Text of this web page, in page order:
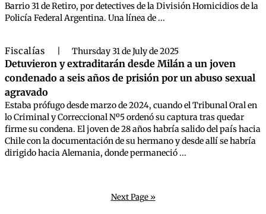
Barrio 31 de Retiro, por detectives de la División Homicidios de la
Policía Federal Argentina. Una línea de ...
Fiscalías Thursday 31 de July de 2025
Detuvieron y extraditarán desde Milán a un joven
condenado a seis años de prisión por un abuso sexual
agravado
Estaba prófugo desde marzo de 2024, cuando el Tribunal Oral en
lo Criminal y Correccional Nº5 ordenó su captura tras quedar
firme su condena. El joven de 28 años habría salido del país hacia
Chile con la documentación de su hermano y desde allí se habría
dirigido hacia Alemania, donde permaneció ...
Next Page »